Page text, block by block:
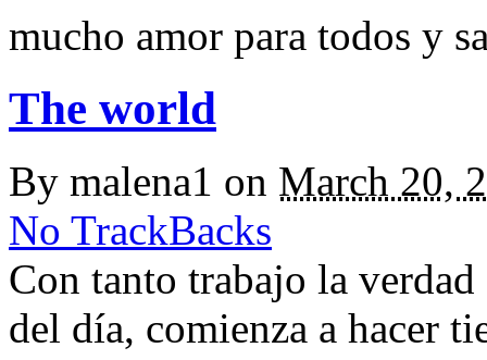
mucho amor para todos y
The world
By malena1 on March 20,
No TrackBacks
Con tanto trabajo la
del día, comienza a hacer